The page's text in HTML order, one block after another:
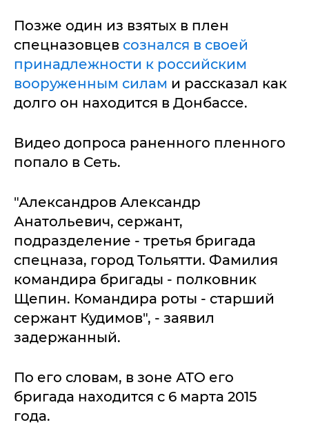
Позже один из взятых в плен
спецназовцев сознался в своей
принадлежности к российским
вооруженным силам и рассказал как
долго он находится в Донбассе.
Видео допроса раненного пленного
попало в Сеть.
"Александров Александр
Анатольевич, сержант,
подразделение - третья бригада
спецназа, город Тольятти. Фамилия
командира бригады - полковник
Щепин. Командира роты - старший
сержант Кудимов", - заявил
задержанный.
По его словам, в зоне АТО его
бригада находится с 6 марта 2015
года.